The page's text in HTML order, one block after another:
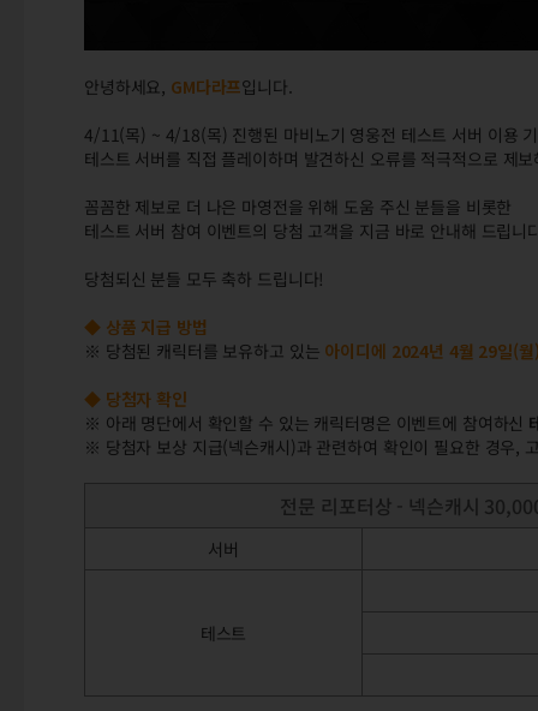
안녕하세요, GM다라프입니다.
4/11(목) ~ 4/18(목) 진행된 마비노기 영웅전 테스트 서버 이용
테스트 서버를 직접 플레이하며 발견하신 오류를 적극적으로 제
꼼꼼한 제보로 더 나은 마영전을 위해 도움 주신 분들을 비롯한
테스트 서버 참여 이벤트의 당첨 고객을 지금 바로 안내해 드립니
당첨되신 분들 모두 축하 드립니다!
◆ 상품 지급 방법
※ 당첨된 캐릭터를 보유하고 있는 아이디에 2024년 4월 29일(
◆ 당첨자 확인
※ 아래 명단에서 확인할 수 있는 캐릭터명은 이벤트에 참여하신
※ 당첨자 보상 지급(넥슨캐시)과 관련하여 확인이 필요한 경우,
전문 리포터상 - 넥슨캐시
서버
테스트